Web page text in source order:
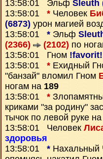
13:58:01 Эльф Sleuth
13:58:01 * Человек
(6873) урон магией
13:58:01 * Эльф
(2366)
(2102) по
13:58:01 Гном !favorit!
13:58:01 * Ехидный
"банзай" вломил Гном
ногам на 189
13:58:01 *
криками "за родину"
тычок по левой руке на
13:58:01 Человек
здоровья
13:58:01 * Нахальный